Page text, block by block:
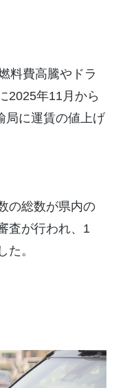
料費高騰やドラ
2025年11月から
局に運賃の値上げ
の総数が県内の
査が行われ、1
た。